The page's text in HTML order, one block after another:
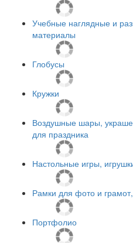
Учебные наглядные и
материалы
Глобусы
Кружки
Воздушные шары,
для праздника
Настольные игры,
Рамки для фото и
Портфолио